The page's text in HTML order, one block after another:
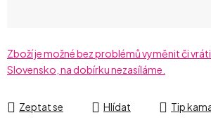
Zboží je možné bez problémů vyměnit či
Slovensko, na dobírku nezasíláme.
Zeptat se Hlídat Tip